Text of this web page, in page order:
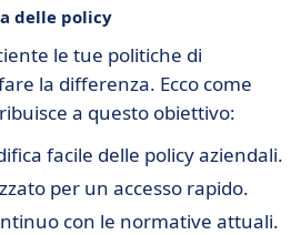
delle policy
le tue politiche di
la differenza. Ecco come
a questo obiettivo:
facile delle policy aziendali.
per un accesso rapido.
con le normative attuali.